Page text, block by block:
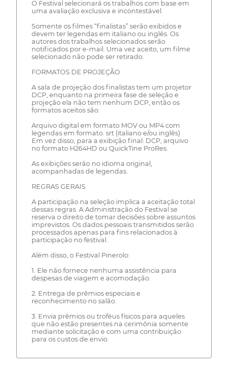
O Festival selecionará os trabalhos com base em
uma avaliação exclusiva e incontestável.
Somente os filmes “finalistas” serão exibidos e
devem ter legendas em italiano ou inglês. Os
autores dos trabalhos selecionados serão
notificados por e-mail. Uma vez aceito, um filme
selecionado não pode ser retirado.
FORMATOS DE PROJEÇÃO
A sala de projeção dos finalistas tem um projetor
DCP, enquanto na primeira fase de seleção e
projeção ela não tem nenhum DCP, então os
formatos aceitos são:
Arquivo digital em formato MOV ou MP4 com
legendas em formato. srt (italiano e/ou inglês)
Em vez disso, para a exibição final: DCP, arquivo
no formato H264HD ou QuickTine ProRes.
As exibições serão no idioma original,
acompanhadas de legendas.
REGRAS GERAIS
A participação na seleção implica a aceitação total
dessas regras. A Administração do Festival se
reserva o direito de tomar decisões sobre assuntos
imprevistos. Os dados pessoais transmitidos serão
processados apenas para fins relacionados à
participação no festival.
Além disso, o Festival Pinerolo:
1. Ele não fornece nenhuma assistência para
despesas de viagem e acomodação.
2. Entrega de prêmios especiais e
reconhecimento no salão.
3. Envia prêmios ou troféus físicos para aqueles
que não estão presentes na cerimônia somente
mediante solicitação e com uma contribuição
para os custos de envio.